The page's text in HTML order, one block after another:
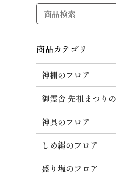
商品カテゴリ
神棚のフロア
御霊舎 先祖まつり
神具のフロア
しめ縄のフロア
盛り塩のフロア